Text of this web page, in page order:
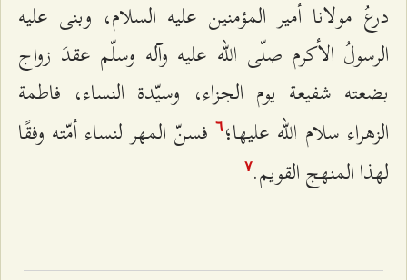
درعُ مولانا أمير المؤمنين عليه السلام، وبنى عليه
الرسولُ الأكرم صلّى الله عليه وآله وسلّم عقدَ زواج
بضعته شفيعة يوم الجزاء، وسيّدة النساء، فاطمة
الزهراء سلام الله عليها؛ ٦ فسنّ المهر لنساء أمّته وفقًا
لهذا المنهج القويم.۷